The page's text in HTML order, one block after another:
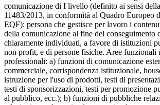
comunicazione di I livello (definito ai sensi
11483/2013, in conformità al Quadro Europeo
EQF): persona che gestisce per lavoro i
della comunicazione al fine del conseguimento
chiaramente individuati, a favore di istituzioni
non profit, e di persone fisiche. Aree funzionali
professionali: a) funzioni di comunicazione
commerciale, corrispondenza istituzionale,
istruzione per l'uso di prodotti, testi di
testi di sponsorizzazioni, testi per promozione
al pubblico, ecc.); b) funzioni di pubbliche